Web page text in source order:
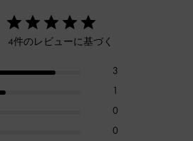
4件のレビューに基づく
3
1
0
0